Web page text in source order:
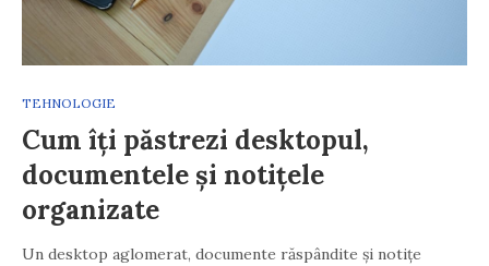
TEHNOLOGIE
Cum îți păstrezi desktopul,
documentele și notițele
organizate
Un desktop aglomerat, documente răspândite și notițe